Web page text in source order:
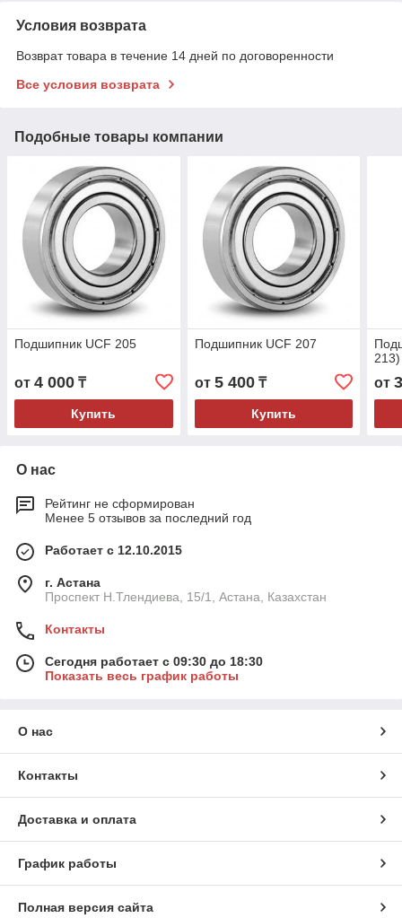
Условия возврата
Возврат товара в течение 14 дней по договоренности
Все условия возврата
Подобные товары компании
Подшипник UCF 205
от 4 000 ₸
Купить
Подшипник UCF 207
от 5 400₸
Купить
213)
от
О нас
Рейтинг не сформирован
Менее 5 отзывов за последний год
Работает с 12.10.2015
г. Астана
Проспект Н.Тлендиева, 15/1, Астана, Казахстан
Контакты
Сегодня работает с 09:30 до 18:30
Показать весь график работы
О нас
Контакты
Доставка и оплата
График работы
Полная версия сайта